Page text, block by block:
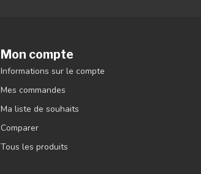
Mon compte
Informations sur le compte
Mes commandes
Ma liste de souhaits
Comparer
Tous les produits